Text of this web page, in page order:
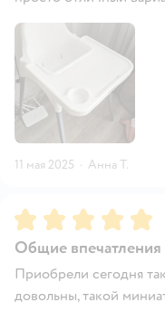
11 мая 2025 · Анна Т.
Рейтинг:5
Общие впечатления
Приобрели сегодня
довольны, такой